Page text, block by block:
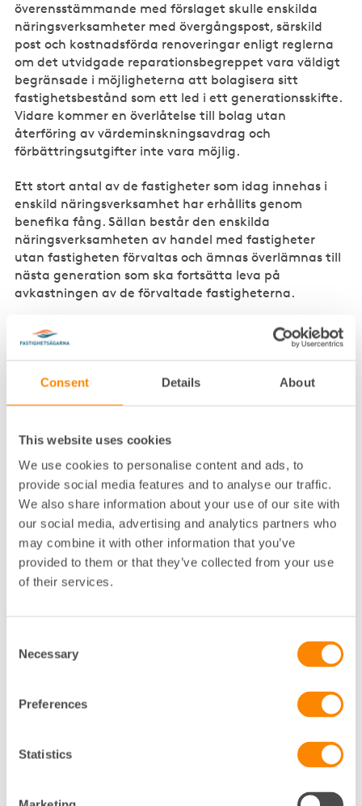
Consent Details About
This website uses cookies
We use cookies to personalise content and ads, to
provide social media features and to analyse our traffic.
We also share information about your use of our site with
our social media, advertising and analytics partners who
may combine it with other information that you’ve
provided to them or that they’ve collected from your use
of their services.
Selection
Necessary
Preferences
Statistics
överensstämmande med förslaget skulle enskilda
näringsverksamheter med övergångspost, särskild
post och kostnadsförda renoveringar enligt reglerna
om det utvidgade reparationsbegreppet vara väldigt
begränsade i möjligheterna att bolagisera sitt
fastighetsbestånd som ett led i ett generationsskifte.
Vidare kommer en överlåtelse till bolag utan
återföring av värdeminskningsavdrag och
förbättringsutgifter inte vara möjlig.
Ett stort antal av de fastigheter som idag innehas i
enskild näringsverksamhet har erhållits genom
benefika fång. Sällan består den enskilda
näringsverksamheten av handel med fastigheter
utan fastigheten förvaltas och ämnas överlämnas till
nästa generation som ska fortsätta leva på
avkastningen av de förvaltade fastigheterna.
Affärer med fastigheter sker idag regelmässigt
genom aktieförsäljningar. Som ovan nämnts är dessa
fastighetspaketeringsutredningen. Som en direkt
fastighetsförvärv i dag genom bolag. Enskilda
utanför den typen av transaktioner. Flera av de
enskilda näringsidkare som väljer att bolagisera sitt
fastighetsbestånd gör det i syfte att underlätta
generationsskiften, som ofta medför ett större och
mer spritt ägande, barn/barnbarn, kusiner, sysslingar
etc. Det är direkt förenat med svårigheter och stor
administrativ börda om ett större antal personer ska
möjligheten att genomföra ett sådant skifte. En
uppdelning av fastigheter låter sig idag enbart göras i
enskild näringsverksamhet medför normalt korsvisa
transaktioner, vilka skatterättsligt bedöms som byte
Fastigheter i en enskild näringsverksamhet är normalt